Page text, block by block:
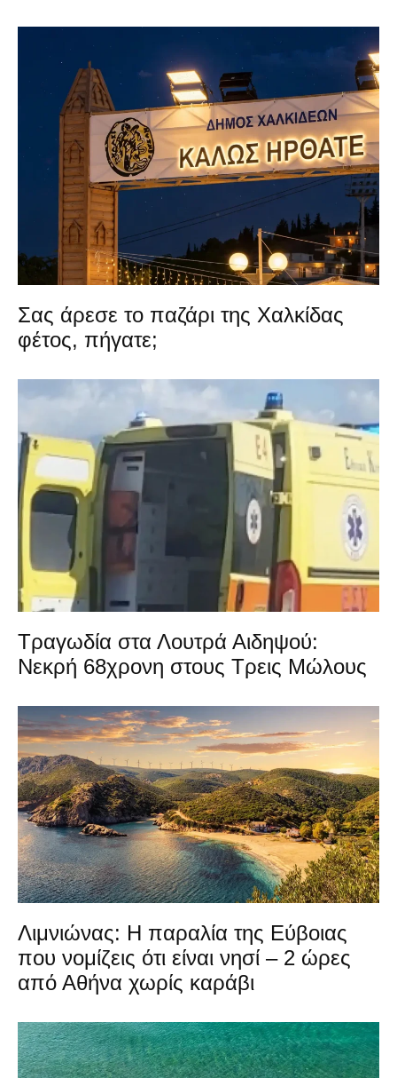
Σας άρεσε το παζάρι της Χαλκίδας
φέτος, πήγατε;
Τραγωδία στα Λουτρά Αιδηψού:
Νεκρή 68χρονη στους Τρεις Μώλους
Λιμνιώνας: Η παραλία της Εύβοιας
που νομίζεις ότι είναι νησί – 2 ώρες
από Αθήνα χωρίς καράβι